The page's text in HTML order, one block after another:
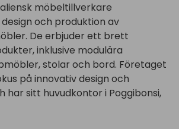
möbeltillverkare
och produktion av
De erbjuder ett brett
inklusive modulära
stolar och bord. Företaget
på innovativ design och
har sitt huvudkontor i Poggibonsi,